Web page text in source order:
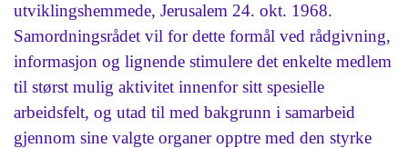
utviklingshemmede, Jerusalem 24. okt. 1968.
Samordningsrådet vil for dette formål ved rådgivning,
informasjon og lignende stimulere det enkelte medlem
til størst mulig aktivitet innenfor sitt spesielle
arbeidsfelt, og utad til med bakgrunn i samarbeid
gjennom sine valgte organer opptre med den styrke